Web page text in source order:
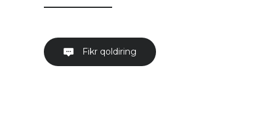
Fikr qoldiring